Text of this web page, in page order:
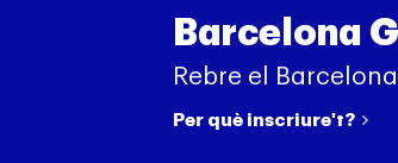
Barcelona
Rebre el
Per què inscriure't?